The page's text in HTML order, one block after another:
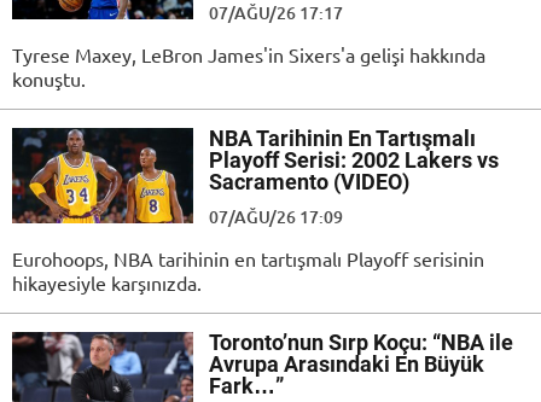
07/AĞU/26 17:17
Tyrese Maxey, LeBron James'in Sixers'a gelişi hakkında
konuştu.
NBA Tarihinin En Tartışmalı
Playoff Serisi: 2002 Lakers vs
Sacramento (VIDEO)
07/AĞU/26 17:09
Eurohoops, NBA tarihinin en tartışmalı Playoff serisinin
hikayesiyle karşınızda.
Toronto’nun Sırp Koçu: “NBA ile
Avrupa Arasındaki En Büyük
Fark…”